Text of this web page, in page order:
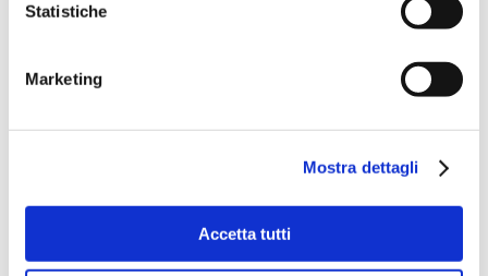
Statistiche
Marketing
Mostra dettagli
Accetta tutti